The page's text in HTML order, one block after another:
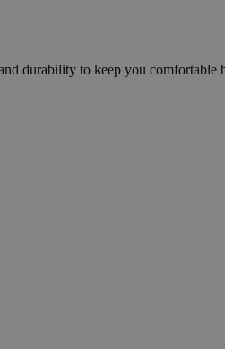
durability to keep you comfortable